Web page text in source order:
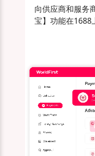
向供应商和服务
宝】功能在1688